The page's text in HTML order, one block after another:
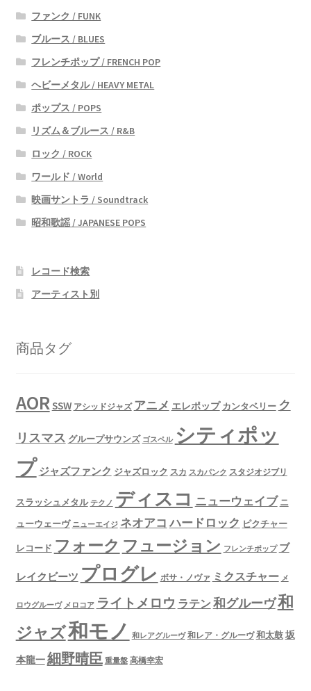
ファンク / FUNK
ブルース / BLUES
フレンチポップ / FRENCH POP
ヘビーメタル / HEAVY METAL
ポップス / POPS
リズム＆ブルース / R&B
ロック / ROCK
ワールド / World
映画サントラ / Soundtrack
昭和歌謡 / JAPANESE POPS
レコード検索
アーティスト別
商品タグ
AORSSW アシッドジャズ アニメ エレポップ カンタベリー ク
リスマス グループサウンズ ゴスペル シティポッ
プ ジャズファンク ジャズロック スカ スカパンク スタジオジブリ
スラッシュメタル テクノ ディスコ ニューウェイブ ニ
ューウェーヴ ニューエイジ ネオアコ ハードロック ピクチャー
レコード フォーク フュージョン フレンチポップ ブ
レイクビーツ プログレ ボサ・ノヴァ ミクスチャー メ
ロウグルーヴ メロコア ライトメロウ ラテン 和グルーヴ和
ジャズ和モノ 和レアグルーヴ 和レア・グルーヴ 和太鼓坂
本龍一細野晴臣 重量盤 高橋幸宏